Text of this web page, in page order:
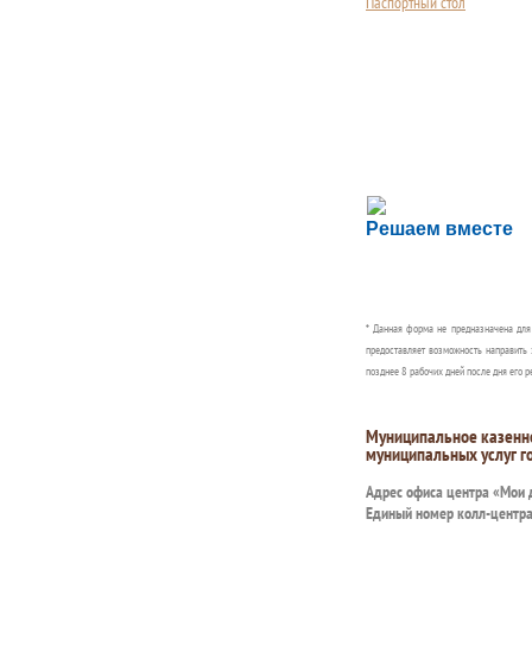
Решаем вместе
Сложности с
Сообщите об этом
* Данная форма не предназначена
предоставляет возможность
позднее 8 рабочих дней после дня его
Муниципальное
муниципальных услуг
Адрес офиса центра «Мои
Единый номер колл-